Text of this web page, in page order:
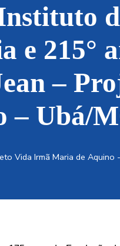
e 215°
–
– Ubá/
Vida Irmã Maria de Aquino